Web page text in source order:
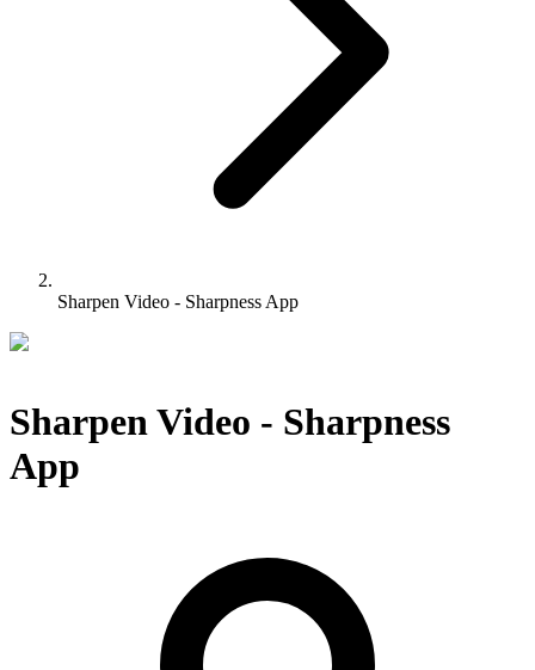
Sharpen Video - Sharpness App
Sharpen Video - Sharpness
App